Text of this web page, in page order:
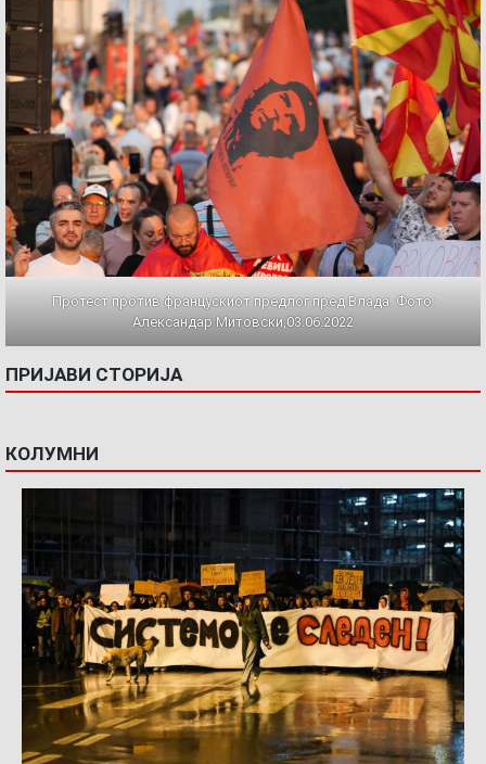
Протест против францускиот предлог пред Влада. Фото:
Александар Митовски,03.06.2022
ПРИЈАВИ СТОРИЈА
КОЛУМНИ